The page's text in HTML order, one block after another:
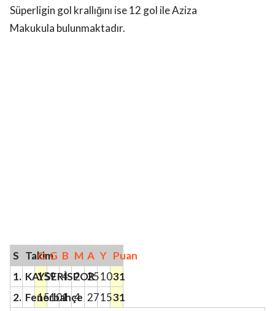
Süperligin gol krallığını ise 12 gol ile Aziza
Makukula bulunmaktadır.
S Takim
O G B M A Y Puan
1. KAYSERİSPOR
159 4 2 251031
2. Fenerbahçe
15101 4 271531